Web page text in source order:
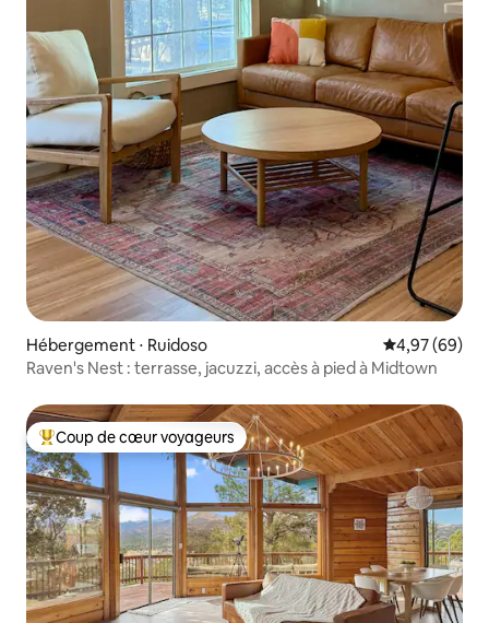
Hébergement ⋅ Ruidoso Évaluation
4,97 (69)
Raven's Nest : terrasse, jacuzzi, accès à pied à Midtown
Coups de cœur voyageurs les plus appréciés
Coup de cœur voyageurs